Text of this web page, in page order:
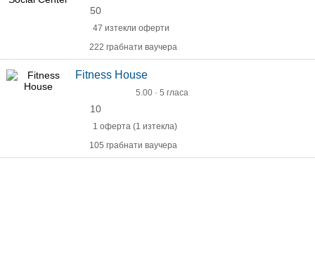
50
47 изтекли оферти
222 грабнати ваучера
Fitness House
5.00 · 5 гласа
10
1 оферта (1 изтекла)
105 грабнати ваучера